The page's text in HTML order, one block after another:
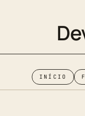
INÍCIO